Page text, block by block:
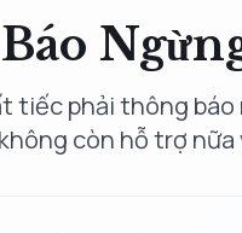
tiếc phải thông báo
còn hỗ trợ nữa